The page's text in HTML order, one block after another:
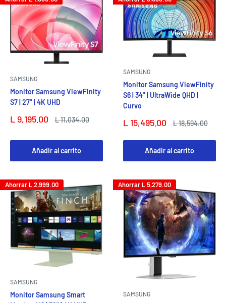
SAMSUNG
Monitor Samsung ViewFinity
S7 | 27" | 4K UHD
Precio
L 9,195.00
Precio
L 11,034.00
Añadir al carrito
SAMSUNG
Monitor Samsung ViewFinity
S6 | 34" | UltraWide QHD |
Curvo
Precio
venta
L 15,495.00
Precio
L 18,594.00
Añadir al carrito
Ahorrar L 2,999.00
SAMSUNG
Monitor Samsung Smart
Ahorrar L 5,279.00
SAMSUNG